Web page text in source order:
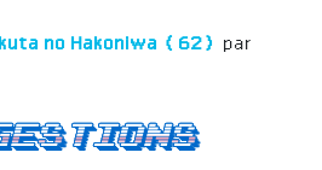
no Hakoniwa (62)
par